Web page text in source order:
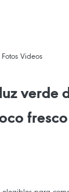
Fotos Videos
verde
fresco